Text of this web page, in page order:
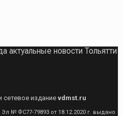
актуальные новости Тольятти
издание vdmst.ru
№ ФС77-79893 от 18.12.2020 г. выдано